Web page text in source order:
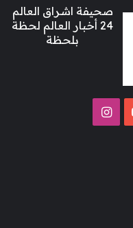
صحيفة اشراق العالم
24 أخبار العالم لحظة
بلحظة
‫YouTubeانستقرام